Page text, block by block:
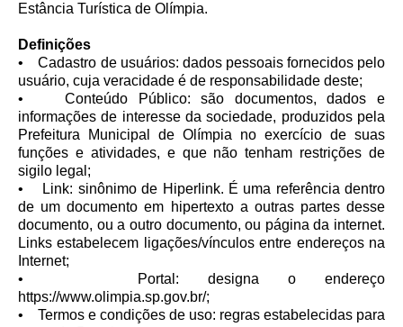
Estância Turística de Olímpia.
Definições
• Cadastro de usuários: dados pessoais fornecidos pelo
usuário, cuja veracidade é de responsabilidade deste;
• Conteúdo Público: são documentos, dados e
informações de interesse da sociedade, produzidos pela
Prefeitura Municipal de Olímpia no exercício de suas
funções e atividades, e que não tenham restrições de
sigilo legal;
• Link: sinônimo de Hiperlink. É uma referência dentro
de um documento em hipertexto a outras partes desse
documento, ou a outro documento, ou página da internet.
Links estabelecem ligações/vínculos entre endereços na
Internet;
• Portal: designa o endereço
https://www.olimpia.sp.gov.br/;
• Termos e condições de uso: regras estabelecidas para